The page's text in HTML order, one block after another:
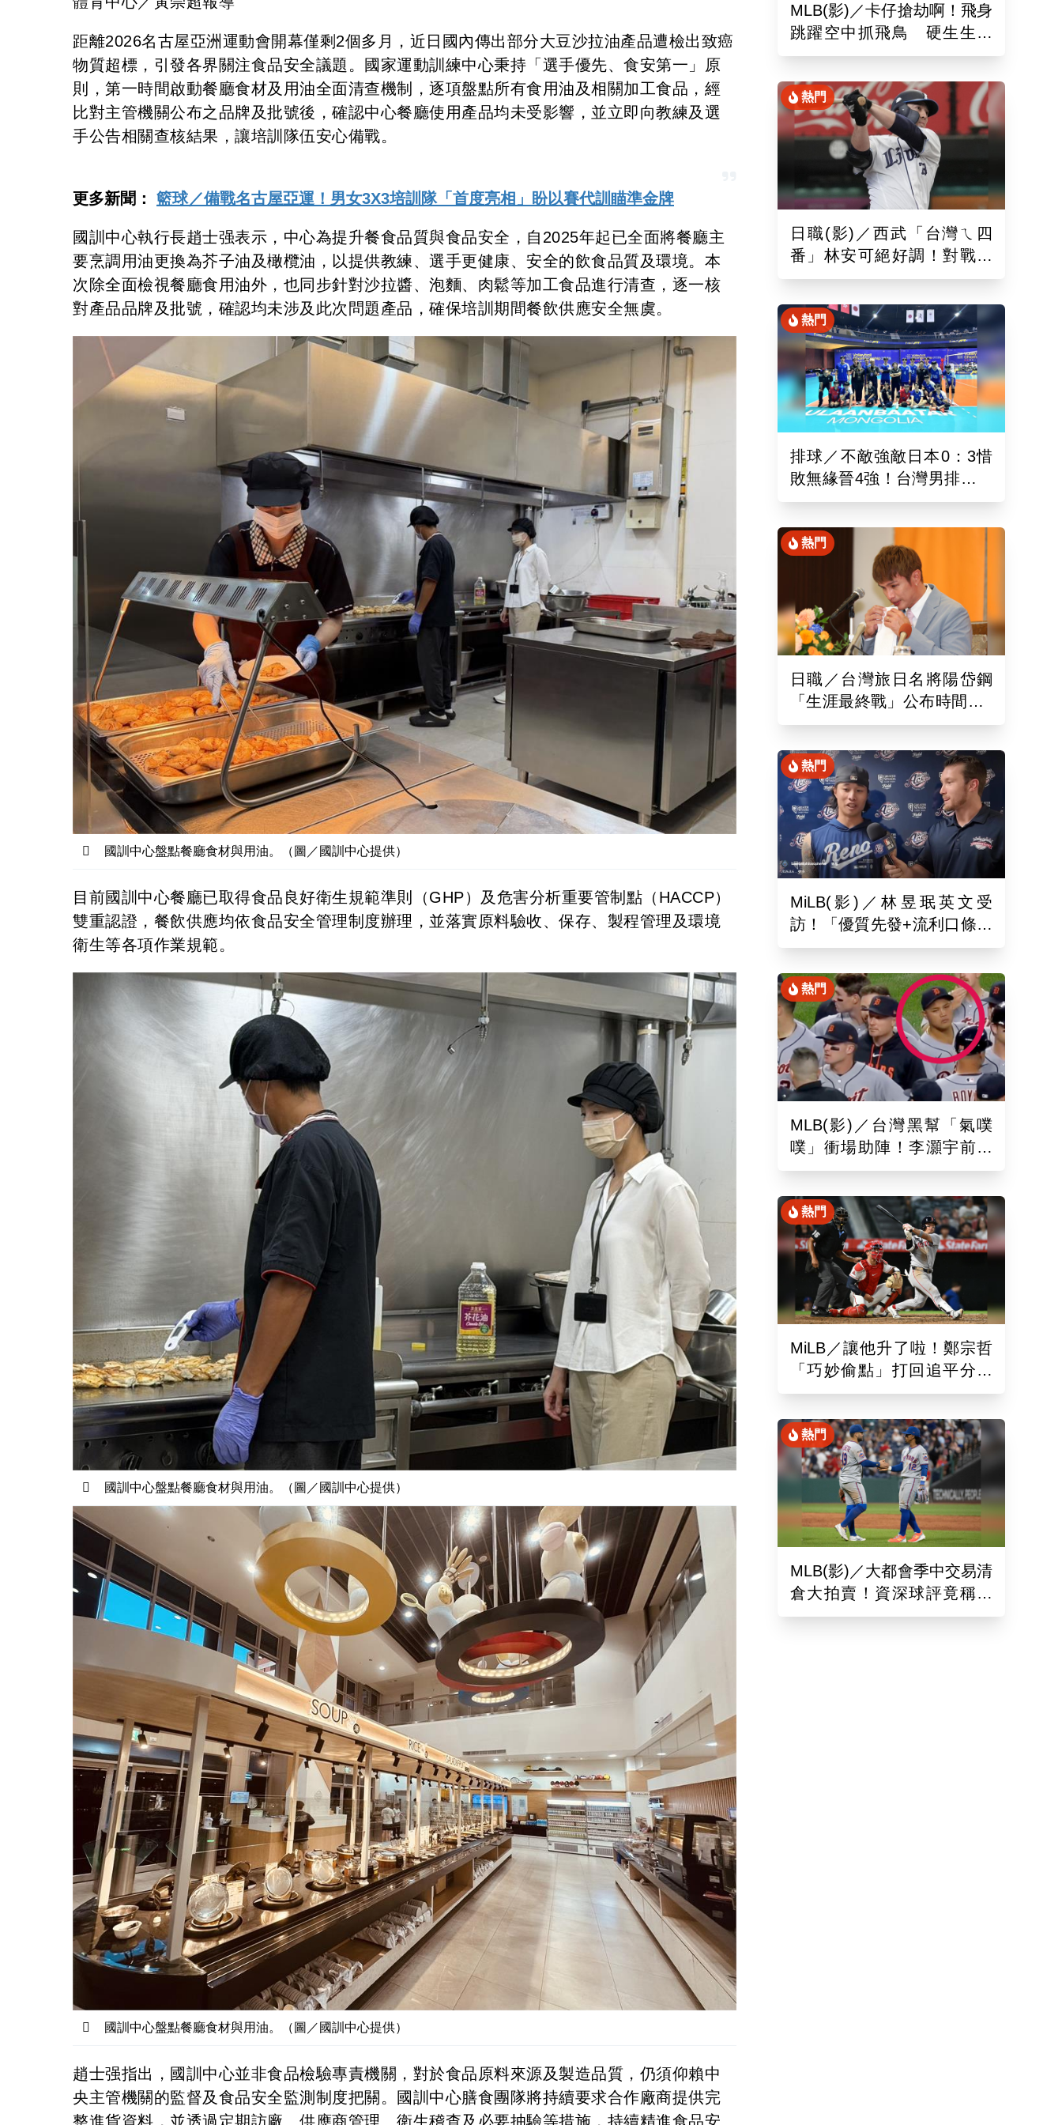
距離2026名古屋亞洲運動會開幕僅剩2個多月，近日國內傳出部分大豆沙拉油產品遭檢出致癌
物質超標，引發各界關注食品安全議題。國家運動訓練中心秉持「選手優先、食安第一」原
則，第一時間啟動餐廳食材及用油全面清查機制，逐項盤點所有食用油及相關加工食品，經
比對主管機關公布之品牌及批號後，確認中心餐廳使用產品均未受影響，並立即向教練及選
手公告相關查核結果，讓培訓隊伍安心備戰。
更多新聞： 籃球／備戰名古屋亞運！男女3X3培訓隊「首度亮相」盼以賽代訓瞄準金牌
國訓中心執行長趙士强表示，中心為提升餐食品質與食品安全，自2025年起已全面將餐廳主
要烹調用油更換為芥子油及橄欖油，以提供教練、選手更健康、安全的飲食品質及環境。本
次除全面檢視餐廳食用油外，也同步針對沙拉醬、泡麵、肉鬆等加工食品進行清查，逐一核
對產品品牌及批號，確認均未涉及此次問題產品，確保培訓期間餐飲供應安全無虞。
國訓中心盤點餐廳食材與用油。（圖／國訓中心提供）
目前國訓中心餐廳已取得食品良好衛生規範準則（GHP）及危害分析重要管制點（HACCP）
雙重認證，餐飲供應均依食品安全管理制度辦理，並落實原料驗收、保存、製程管理及環境
衛生等各項作業規範。
國訓中心盤點餐廳食材與用油。（圖／國訓中心提供）
國訓中心盤點餐廳食材與用油。（圖／國訓中心提供）
趙士强指出，國訓中心並非食品檢驗專責機關，對於食品原料來源及製造品質，仍須仰賴中
央主管機關的監督及食品安全監測制度把關。國訓中心膳食團隊將持續要求合作廠商提供完
整進貨資料，並透過定期訪廠、供應商管理、衛生稽查及必要抽驗等措施，持續精進食品安
MLB(影)／卡仔搶劫啊！飛身
跳躍空中抓飛鳥 硬生生沒
收艾德曼追平砲
熱門
日職(影)／西武「台灣ㄟ四
番」林安可絕好調！對戰軟
銀敲二壘長打連2場敲安
熱門
排球／不敵強敵日本0：3惜
敗無緣晉4強！台灣男排亞洲
東區排球錦標賽續拚最佳名
熱門
日職／台灣旅日名將陽岱鋼
「生涯最終戰」公布時間！9
月26於新潟主場舉辦引退儀
熱門
MiLB(影)／林昱珉英文受
訪！「優質先發+流利口條」
被讚爆 網：有Ray的感覺
熱門
MLB(影)／台灣黑幫「氣噗
噗」衝場助陣！李灝宇前輩
遭觸身球「引爆大場面」
熱門
MiLB／讓他升了啦！鄭宗哲
「巧妙偷點」打回追平分助
隊以10比4大勝
熱門
MLB(影)／大都會季中交易清
倉大拍賣！資深球評竟稱送
出的球員都是「垃圾」